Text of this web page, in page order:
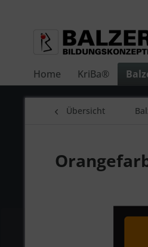
Home KriBa®
Übersicht